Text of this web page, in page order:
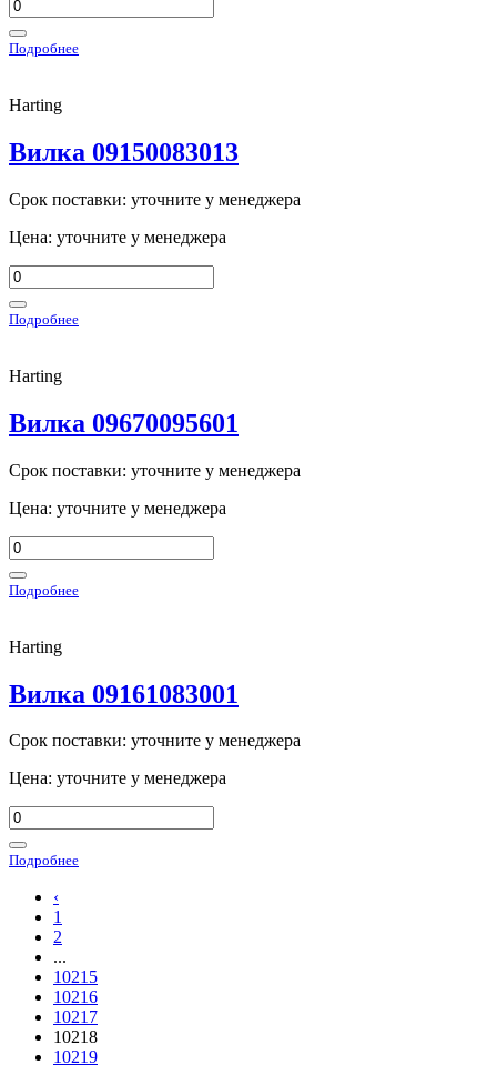
Подробнее
Harting
Вилка 09150083013
Срок поставки: уточните у менеджера
Цена: уточните у менеджера
Подробнее
Harting
Вилка 09670095601
Срок поставки: уточните у менеджера
Цена: уточните у менеджера
Подробнее
Harting
Вилка 09161083001
Срок поставки: уточните у менеджера
Цена: уточните у менеджера
Подробнее
‹
1
2
...
10215
10216
10217
10218
10219